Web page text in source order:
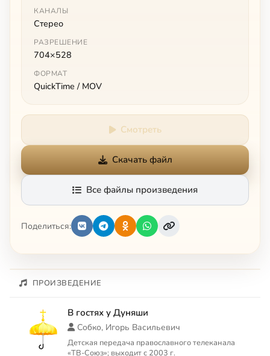
КАНАЛЫ
Стерео
РАЗРЕШЕНИЕ
704×528
ФОРМАТ
QuickTime / MOV
Смотреть
Скачать файл
Все файлы произведения
Поделиться:
ПРОИЗВЕДЕНИЕ
В гостях у Дуняши
Собко, Игорь Васильевич
Детская передача православного телеканала
«ТВ-Союз»; выходит с 2003 г.